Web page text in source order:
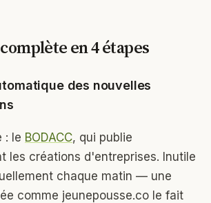
en 4 étapes
des nouvelles
: le BODACC, qui publie
les créations d'entreprises. Inutile
chaque matin — une
comme jeunepousse.co le fait